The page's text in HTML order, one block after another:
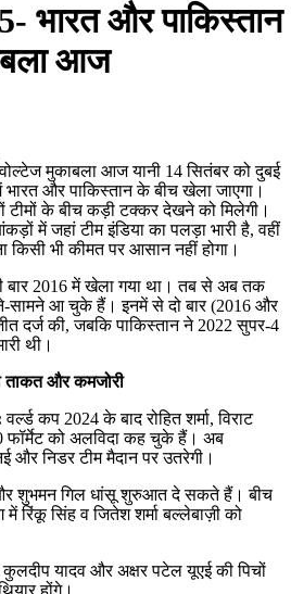
भारत और पाकिस्तान
आज
मुकाबला आज यानी 14 सितंबर को दुबई
और पाकिस्तान के बीच खेला जाएगा।
टीमों के बीच कड़ी टक्कर देखने को मिलेगी।
में जहां टीम इंडिया का पलड़ा भारी है, वहीं
किसी भी कीमत पर आसान नहीं होगा।
बार 2016 में खेला गया था। तब से अब तक
सामने आ चुके हैं। इनमें से दो बार (2016 और
दर्ज की, जबकि पाकिस्तान ने 2022 सुपर-4
थी।
ताकत और कमजोरी
वर्ल्ड कप 2024 के बाद रोहित शर्मा, विराट
फॉर्मेट को अलविदा कह चुके हैं। अब
और निडर टीम मैदान पर उतरेगी।
शुभमन गिल धांसू शुरुआत दे सकते हैं। बीच
रिंकू सिंह व जितेश शर्मा बल्लेबाज़ी को
यादव और अक्षर पटेल यूएई की पिचों
होंगे।